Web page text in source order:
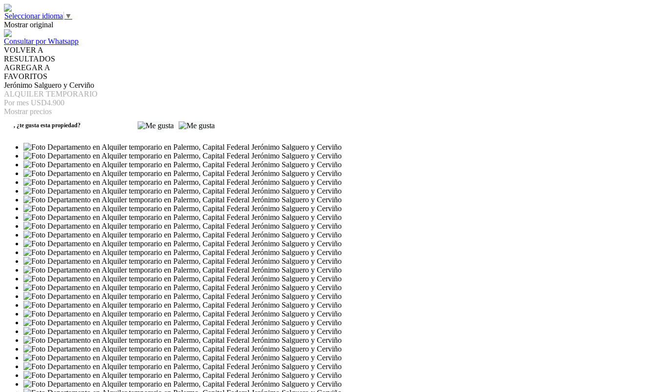
Seleccionar idioma ▼
Mostrar original
Consultar por Whatsapp
VOLVER A
RESULTADOS
AGREGAR A
FAVORITOS
Jerónimo Salguero y Cerviño
ALQUILER TEMPORARIO
Por mes USD4.900
Mostrar precios
, ¿te gusta esta propiedad?